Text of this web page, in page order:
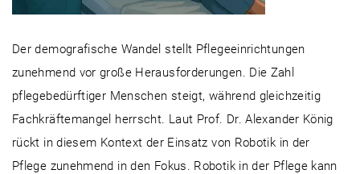
Der demografische Wandel stellt Pflegeeinrichtungen
zunehmend vor große Herausforderungen. Die Zahl
pflegebedürftiger Menschen steigt, während gleichzeitig
Fachkräftemangel herrscht. Laut Prof. Dr. Alexander König
rückt in diesem Kontext der Einsatz von Robotik in der
Pflege zunehmend in den Fokus. Robotik in der Pflege kann